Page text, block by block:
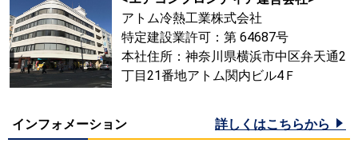
アトム冷熱工業株式会社
特定建設業許可：第 64687号
本社住所：神奈川県横浜市中区弁天通2
丁目21番地アトム関内ビル4Ｆ
インフォメーション 詳しくはこちらから